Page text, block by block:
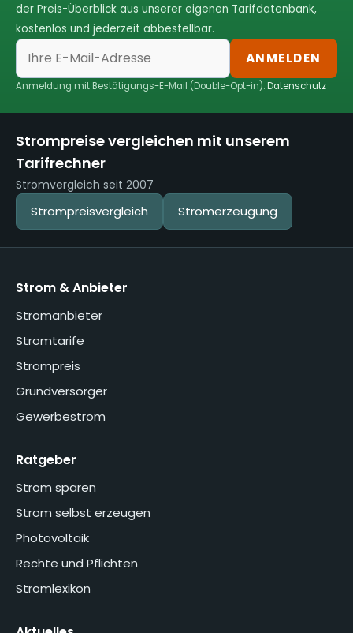
der Preis-Überblick aus unserer eigenen Tarifdatenbank,
kostenlos und jederzeit abbestellbar.
ANMELDEN
Anmeldung mit Bestätigungs-E-Mail (Double-Opt-in).Datenschutz
Strompreise vergleichen mit unserem
Tarifrechner
Stromvergleich seit 2007
Strompreisvergleich Stromerzeugung
Strom & Anbieter
Stromanbieter
Stromtarife
Strompreis
Grundversorger
Gewerbestrom
Ratgeber
Strom sparen
Strom selbst erzeugen
Photovoltaik
Rechte und Pflichten
Stromlexikon